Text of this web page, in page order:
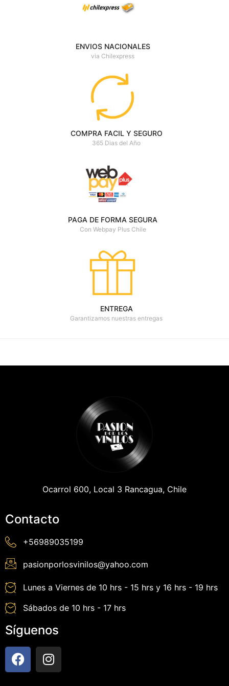
ENVIOS NACIONALES
via Chilexpress
COMPRA FACIL Y SEGURO
365 Dias del Año
PAGA DE FORMA SEGURA
Con Webpay Plus Chile
ENTREGA
Garantizamos nuestras entregas
Ocarrol 600, Local 3 Rancagua, Chile
Contacto
+56989035199
pasionporlosvinilos@yahoo.com
Lunes a Viernes de 10 hrs - 15 hrs y 16 hrs - 19 hrs
Sábados de 10 hrs - 17 hrs
Síguenos